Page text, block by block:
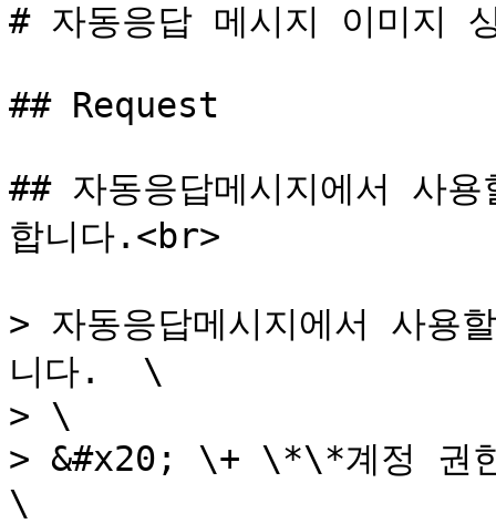
# 자동응답 메시지 이미지
## Request
## 자동응답메시지에서 사
합니다.<br>
> 자동응답메시지에서 사용
니다.  \
> \
> &#x20; \+ \*\*계정 권
\